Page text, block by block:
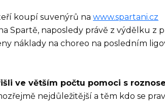
koupí suvenýrů nawww.spartani.cz
Spartě, naposledy právě z výdělku z
náklady na choreo na posledním
ve větším počtu pomoci s
nejdůležitější a těm kdo se